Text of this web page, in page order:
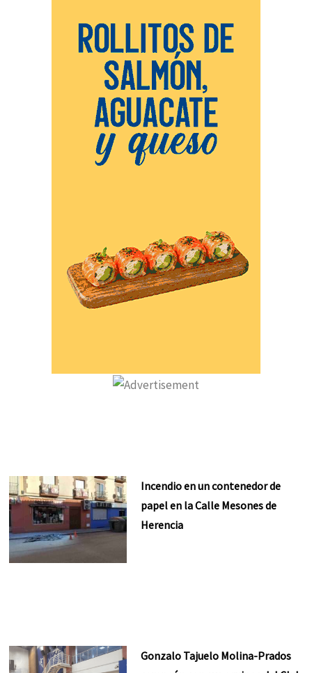
Incendio en un contenedor de
papel en la Calle Mesones de
Herencia
Gonzalo Tajuelo Molina-Prados